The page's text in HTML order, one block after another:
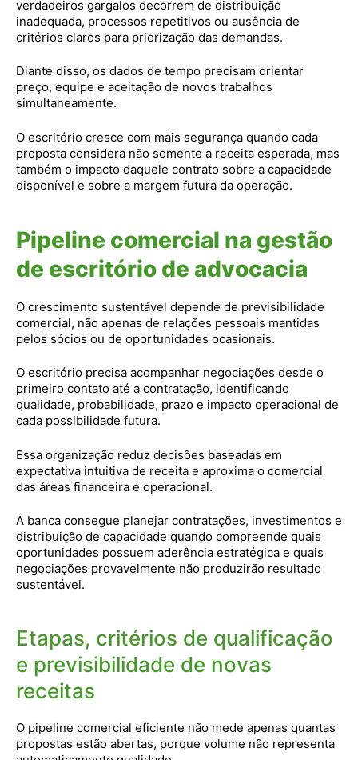
verdadeiros gargalos decorrem de distribuição
inadequada, processos repetitivos ou ausência de
critérios claros para priorização das demandas.
Diante disso, os dados de tempo precisam orientar
preço, equipe e aceitação de novos trabalhos
simultaneamente.
O escritório cresce com mais segurança quando cada
proposta considera não somente a receita esperada, mas
também o impacto daquele contrato sobre a capacidade
disponível e sobre a margem futura da operação.
Pipeline comercial na gestão
de escritório de advocacia
O crescimento sustentável depende de previsibilidade
comercial, não apenas de relações pessoais mantidas
pelos sócios ou de oportunidades ocasionais.
O escritório precisa acompanhar negociações desde o
primeiro contato até a contratação, identificando
qualidade, probabilidade, prazo e impacto operacional de
cada possibilidade futura.
Essa organização reduz decisões baseadas em
expectativa intuitiva de receita e aproxima o comercial
das áreas financeira e operacional.
A banca consegue planejar contratações, investimentos e
distribuição de capacidade quando compreende quais
oportunidades possuem aderência estratégica e quais
negociações provavelmente não produzirão resultado
sustentável.
Etapas, critérios de qualificação
e previsibilidade de novas
receitas
O pipeline comercial eficiente não mede apenas quantas
propostas estão abertas, porque volume não representa